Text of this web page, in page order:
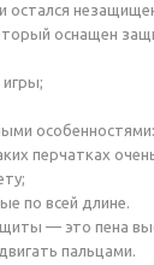
оснащен
особенностями:
перчатках
по всей длине.
— это пена
пальцами.